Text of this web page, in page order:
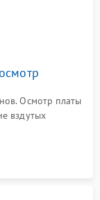
Осмотр платы
вздутых
надежности